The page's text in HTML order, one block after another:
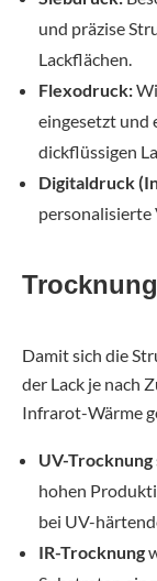
und präzise
Lackflächen.
Flexodruck:
eingesetzt und
dickflüssigen
Digitaldruck
personalisierte
Damit sich die
der Lack je nach
Infrarot-Wärme
UV-Trocknung
hohen
bei UV-
IR-Trocknung